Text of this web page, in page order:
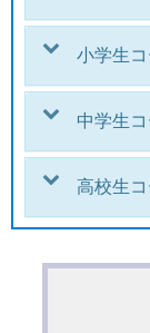
小学生コ
中学生コ
高校生コ